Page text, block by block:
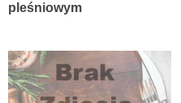
pleśniowym